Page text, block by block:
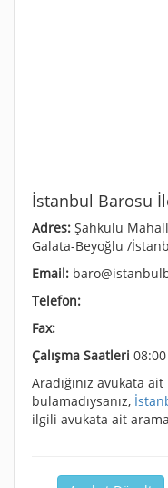
İstanbul Barosu
Adres: Şahkulu
Galata-Beyoğlu /
Email:
Telefon:
Fax:
Çalışma Saatleri
Aradığınız avukata
bulamadıysanız,
ilgili avukata ait